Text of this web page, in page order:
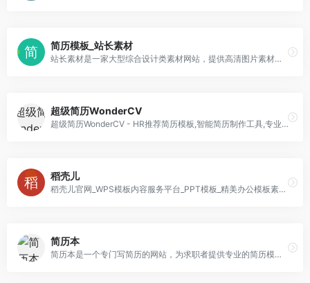
简历模板_站长素材
站长素材是一家大型综合设计类素材网站，提供高清图片素材、PSD素材、PPT模板、网页模板、脚本素材、简历模板、QQ表情、矢量素材、3D素材、酷站欣赏、Flash动画等设计素材，免费安全快速下载。
超级简历WonderCV
超级简历WonderCV - HR推荐简历模板,智能简历制作工具,专业中英文简历模板免费下载
稻壳儿
稻壳儿官网_WPS模板内容服务平台_PPT模板_精美办公模板素材_会员免费下载_工作总结_求职简历_教学课件等多品类模板应有尽有
简历本
简历本是一个专门写简历的网站，为求职者提供专业的简历模板，求职者使用简历本5分钟内就能做完一份简历。求职者可随时随地将制作的简历下载为Word、PDF、图片格式文件，也可在线发送到邮箱或手机。